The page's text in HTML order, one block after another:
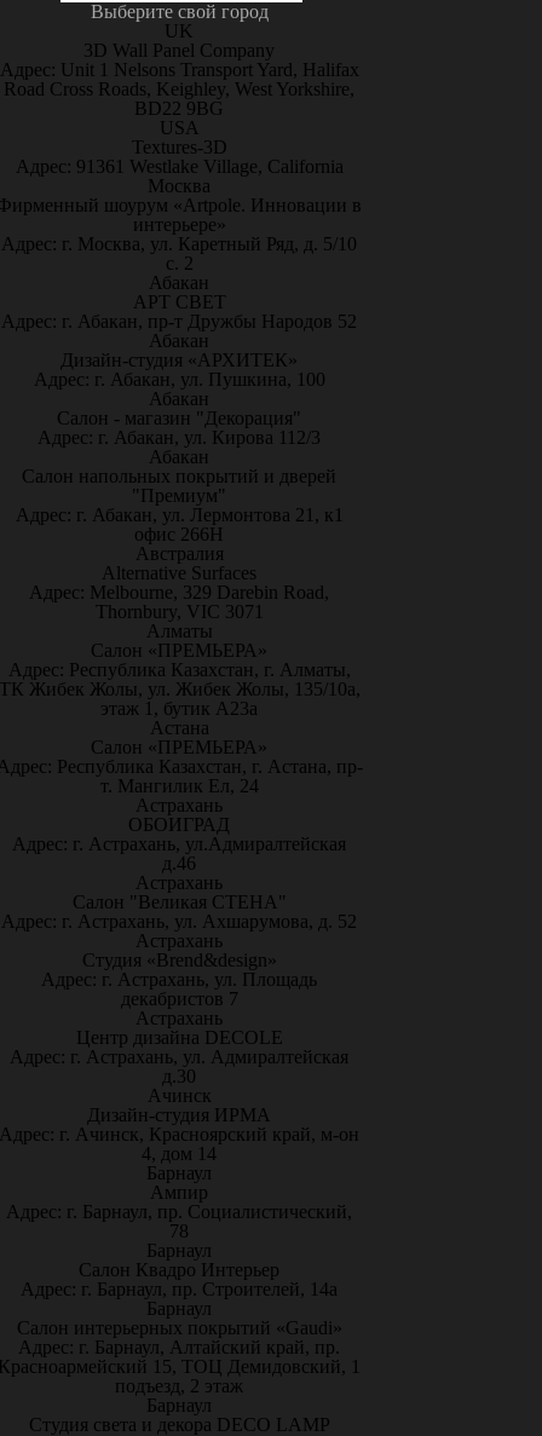
Выберите свой город
UK
3D Wall Panel Company
Адрес: Unit 1 Nelsons Transport Yard, Halifax
Road Cross Roads, Keighley, West Yorkshire,
BD22 9BG
USA
Textures-3D
Адрес: 91361 Westlake Village, California
Москва
шоурум «Artpole. Инновации в
интерьере»
Адрес: г. Москва, ул. Каретный Ряд, д. 5/10
с. 2
Абакан
АРТ СВЕТ
Адрес: г. Абакан, пр-т Дружбы Народов 52
Абакан
Дизайн-студия «АРХИТЕК»
Адрес: г. Абакан, ул. Пушкина, 100
Абакан
Салон - магазин "Декорация"
Адрес: г. Абакан, ул. Кирова 112/3
Абакан
Салон напольных покрытий и дверей
"Премиум"
Адрес: г. Абакан, ул. Лермонтова 21, к1
офис 266Н
Австралия
Alternative Surfaces
Адрес: Melbourne, 329 Darebin Road,
Thornbury, VIC 3071
Алматы
Салон «ПРЕМЬЕРА»
Адрес: Республика Казахстан, г. Алматы,
Жибек Жолы, ул. Жибек Жолы, 135/10а,
этаж 1, бутик А23а
Астана
Салон «ПРЕМЬЕРА»
Республика Казахстан, г. Астана, пр-
т. Мангилик Ел, 24
Астрахань
ОБОИГРАД
Адрес: г. Астрахань, ул.Адмиралтейская
д.46
Астрахань
Салон "Великая СТЕНА"
Адрес: г. Астрахань, ул. Ахшарумова, д. 52
Астрахань
Студия «Brend&design»
Адрес: г. Астрахань, ул. Площадь
декабристов 7
Астрахань
Центр дизайна DECOLE
Адрес: г. Астрахань, ул. Адмиралтейская
д.30
Ачинск
Дизайн-студия ИРМА
Адрес: г. Ачинск, Красноярский край, м-он
4, дом 14
Барнаул
Ампир
Адрес: г. Барнаул, пр. Социалистический,
78
Барнаул
Салон Квадро Интерьер
Адрес: г. Барнаул, пр. Строителей, 14а
Барнаул
Салон интерьерных покрытий «Gaudi»
Адрес: г. Барнаул, Алтайский край, пр.
15, ТОЦ Демидовский, 1
подъезд, 2 этаж
Барнаул
Студия света и декора DECO LAMP